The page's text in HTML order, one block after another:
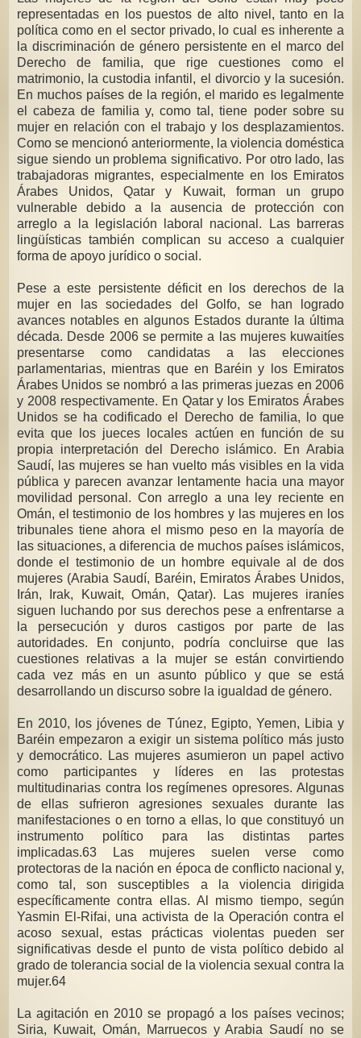
representadas en los puestos de alto nivel, tanto en la
política como en el sector privado, lo cual es inherente a
la discriminación de género persistente en el marco del
Derecho de familia, que rige cuestiones como el
matrimonio, la custodia infantil, el divorcio y la sucesión.
En muchos países de la región, el marido es legalmente
el cabeza de familia y, como tal, tiene poder sobre su
mujer en relación con el trabajo y los desplazamientos.
Como se mencionó anteriormente, la violencia doméstica
sigue siendo un problema significativo. Por otro lado, las
trabajadoras migrantes, especialmente en los Emiratos
Árabes Unidos, Qatar y Kuwait, forman un grupo
vulnerable debido a la ausencia de protección con
arreglo a la legislación laboral nacional. Las barreras
lingüísticas también complican su acceso a cualquier
forma de apoyo jurídico o social.
Pese a este persistente déficit en los derechos de la
mujer en las sociedades del Golfo, se han logrado
avances notables en algunos Estados durante la última
década. Desde 2006 se permite a las mujeres kuwaitíes
presentarse como candidatas a las elecciones
parlamentarias, mientras que en Baréin y los Emiratos
Árabes Unidos se nombró a las primeras juezas en 2006
y 2008 respectivamente. En Qatar y los Emiratos Árabes
Unidos se ha codificado el Derecho de familia, lo que
evita que los jueces locales actúen en función de su
propia interpretación del Derecho islámico. En Arabia
Saudí, las mujeres se han vuelto más visibles en la vida
pública y parecen avanzar lentamente hacia una mayor
movilidad personal. Con arreglo a una ley reciente en
Omán, el testimonio de los hombres y las mujeres en los
tribunales tiene ahora el mismo peso en la mayoría de
las situaciones, a diferencia de muchos países islámicos,
donde el testimonio de un hombre equivale al de dos
mujeres (Arabia Saudí, Baréin, Emiratos Árabes Unidos,
Irán, Irak, Kuwait, Omán, Qatar). Las mujeres iraníes
siguen luchando por sus derechos pese a enfrentarse a
la persecución y duros castigos por parte de las
autoridades. En conjunto, podría concluirse que las
cuestiones relativas a la mujer se están convirtiendo
cada vez más en un asunto público y que se está
desarrollando un discurso sobre la igualdad de género.
En 2010, los jóvenes de Túnez, Egipto, Yemen, Libia y
Baréin empezaron a exigir un sistema político más justo
y democrático. Las mujeres asumieron un papel activo
como participantes y líderes en las protestas
multitudinarias contra los regímenes opresores. Algunas
de ellas sufrieron agresiones sexuales durante las
manifestaciones o en torno a ellas, lo que constituyó un
instrumento político para las distintas partes
implicadas.63 Las mujeres suelen verse como
protectoras de la nación en época de conflicto nacional y,
como tal, son susceptibles a la violencia dirigida
específicamente contra ellas. Al mismo tiempo, según
Yasmin El-Rifai, una activista de la Operación contra el
acoso sexual, estas prácticas violentas pueden ser
significativas desde el punto de vista político debido al
grado de tolerancia social de la violencia sexual contra la
mujer.64
La agitación en 2010 se propagó a los países vecinos;
Siria, Kuwait, Omán, Marruecos y Arabia Saudí no se